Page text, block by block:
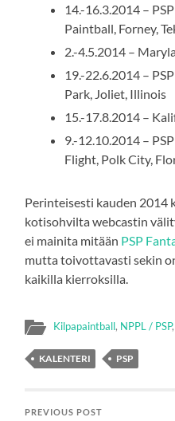
14.-16.3.2014 –
Paintball, Forney,
2.-4.5.2014 –
19.-22.6.2014 –
Park, Joliet, Illinois
15.-17.8.2014 –
9.-12.10.2014 –
Flight, Polk City,
Perinteisesti kauden 2014
kotisohvilta webcastin
ei mainita mitään PSP
mutta toivottavasti sekin
kaikilla kierroksilla.
Kilpapaintball, NPPL / PSP
KALENTERI PSP
PREVIOUS POST